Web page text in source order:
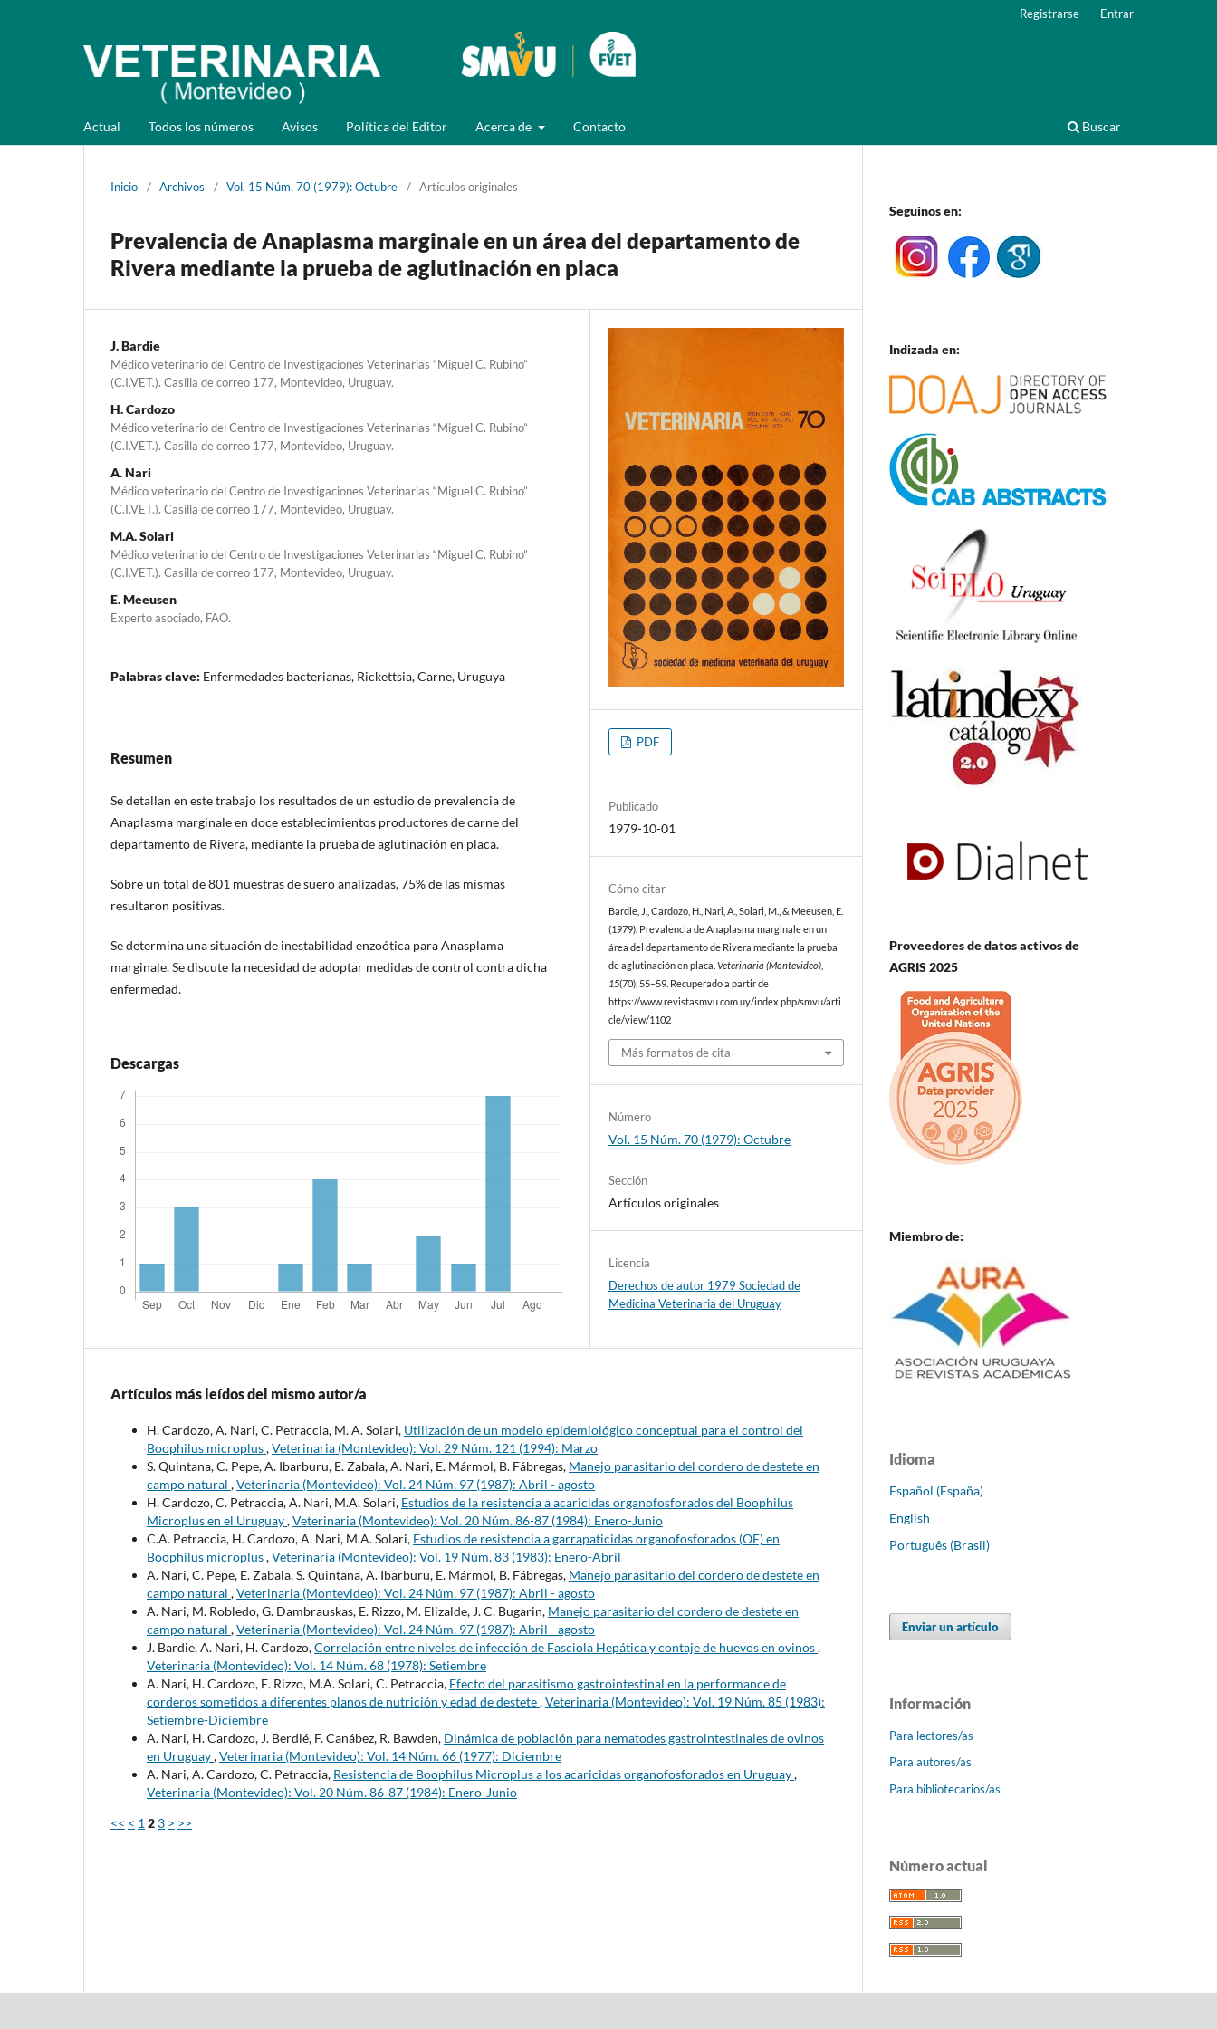
Actual Todos los números Avisos Política del Editor Acerca de Contacto Buscar
Registrarse Entrar
Inicio / Archivos / Vol. 15 Núm. 70 (1979): Octubre / Artículos originales
Prevalencia de Anaplasma marginale en un área del departamento de
Rivera mediante la prueba de aglutinación en placa
J. Bardie
Médico veterinario del Centro de Investigaciones Veterinarias “Miguel C. Rubino”
(C.I.VET.). Casilla de correo 177, Montevideo, Uruguay.
H. Cardozo
Médico veterinario del Centro de Investigaciones Veterinarias “Miguel C. Rubino”
(C.I.VET.). Casilla de correo 177, Montevideo, Uruguay.
A. Nari
Médico veterinario del Centro de Investigaciones Veterinarias “Miguel C. Rubino”
(C.I.VET.). Casilla de correo 177, Montevideo, Uruguay.
M.A. Solari
Médico veterinario del Centro de Investigaciones Veterinarias “Miguel C. Rubino”
(C.I.VET.). Casilla de correo 177, Montevideo, Uruguay.
E. Meeusen
Experto asociado, FAO.
Palabras clave: Enfermedades bacterianas, Rickettsia, Carne, Uruguya
Resumen
Se detallan en este trabajo los resultados de un estudio de prevalencia de
Anaplasma marginale en doce establecimientos productores de carne del
departamento de Rivera, mediante la prueba de aglutinación en placa.
Sobre un total de 801 muestras de suero analizadas, 75% de las mismas
resultaron positivas.
Se determina una situación de inestabilidad enzoótica para Anasplama
marginale. Se discute la necesidad de adoptar medidas de control contra dicha
enfermedad.
Descargas
PDF
Publicado
1979-10-01
Cómo citar
Bardie, J., Cardozo, H., Nari, A., Solari, M., & Meeusen, E.
(1979). Prevalencia de Anaplasma marginale en un
área del departamento de Rivera mediante la prueba
de aglutinación en placa.Veterinaria (Montevideo)
15(70), 55–59. Recuperado a partir de
https://www.revistasmvu.com.uy/index.php/smvu/arti
cle/view/1102
Más formatos de cita
Número
Vol. 15 Núm. 70 (1979): Octubre
Sección
Artículos originales
Licencia
Derechos de autor 1979 Sociedad de
Medicina Veterinaria del Uruguay
Artículos más leídos del mismo autor/a
H. Cardozo, A. Nari, C. Petraccia, M. A. Solari, Utilización de un modelo epidemiológico conceptual para el control del
Boophilus microplus,Veterinaria (Montevideo): Vol. 29 Núm. 121 (1994): Marzo
S. Quintana, C. Pepe, A. Ibarburu, E. Zabala, A. Nari, E. Mármol, B. Fábregas, Manejo parasitario del cordero de destete en
campo natural ,Veterinaria (Montevideo): Vol. 24 Núm. 97 (1987): Abril - agosto
H. Cardozo, C. Petraccia, A. Nari, M.A. Solari, Estudios de la resistencia a acaricidas organofosforados del Boophilus
Microplus en el Uruguay,Veterinaria (Montevideo): Vol. 20 Núm. 86-87 (1984): Enero-Junio
C.A. Petraccia, H. Cardozo, A. Nari, M.A. Solari, Estudios de resistencia a garrapaticidas organofosforados (OF) en
Boophilus microplus,Veterinaria (Montevideo): Vol. 19 Núm. 83 (1983): Enero-Abril
A. Nari, C. Pepe, E. Zabala, S. Quintana, A. Ibarburu, E. Mármol, B. Fábregas, Manejo parasitario del cordero de destete en
campo natural ,Veterinaria (Montevideo): Vol. 24 Núm. 97 (1987): Abril - agosto
A. Nari, M. Robledo, G. Dambrauskas, E. Rizzo, M. Elizalde, J. C. Bugarin, Manejo parasitario del cordero de destete en
campo natural ,Veterinaria (Montevideo): Vol. 24 Núm. 97 (1987): Abril - agosto
J. Bardie, A. Nari, H. Cardozo,Correlación entre niveles de infección de Fasciola Hepática y contaje de huevos en ovinos,
Veterinaria (Montevideo): Vol. 14 Núm. 68 (1978): Setiembre
A. Nari, H. Cardozo, E. Rizzo, M.A. Solari, C. Petraccia, Efecto del parasitismo gastrointestinal en la performance de
corderos sometidos a diferentes planos de nutrición y edad de destete,Veterinaria (Montevideo): Vol. 19 Núm. 85 (1983):
Setiembre-Diciembre
A. Nari, H. Cardozo, J. Berdié, F. Canábez, R. Bawden, Dinámica de población para nematodes gastrointestinales de ovinos
en Uruguay,Veterinaria (Montevideo): Vol. 14 Núm. 66 (1977): Diciembre
A. Nari, A. Cardozo, C. Petraccia, Resistencia de Boophilus Microplus a los acaricidas organofosforados en Uruguay,
Veterinaria (Montevideo): Vol. 20 Núm. 86-87 (1984): Enero-Junio
<< < 1 2 3 > >>
Seguinos en:
Indizada en:
Proveedores de datos activos de
AGRIS 2025
Miembro de:
Idioma
Español (España)
English
Português (Brasil)
Enviar un artículo
Información
Para lectores/as
Para autores/as
Para bibliotecarios/as
Número actual